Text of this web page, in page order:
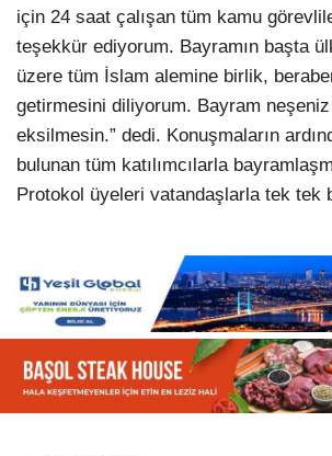
için 24 saat çalışan tüm kamu
teşekkür ediyorum. Bayramın başta
üzere tüm İslam alemine birlik,
getirmesini diliyorum. Bayram
eksilmesin.” dedi. Konuşmaların
bulunan tüm katılımcılarla
Protokol üyeleri vatandaşlarla tek tek